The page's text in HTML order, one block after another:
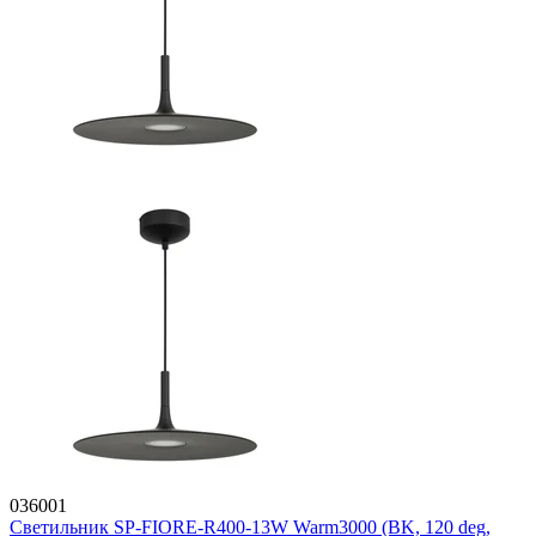
036001
Светильник SP-FIORE-R400-13W Warm3000 (BK, 120 deg,